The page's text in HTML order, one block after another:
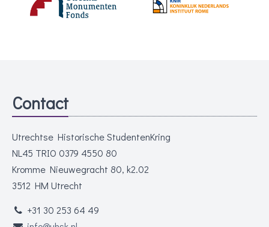
Contact
Utrechtse Historische StudentenKring
NL45 TRIO 0379 4550 80
Kromme Nieuwegracht 80, k2.02
3512 HM Utrecht
+31 30 253 64 49